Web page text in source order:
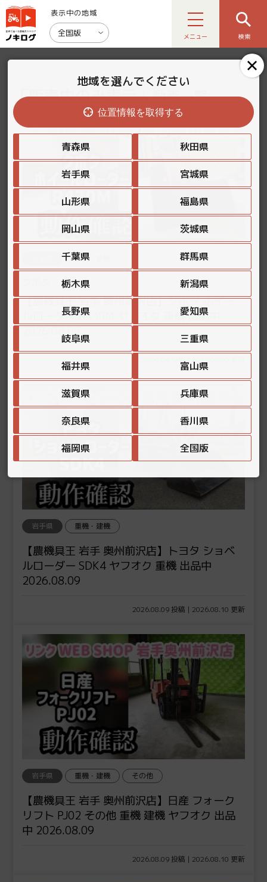
表示中の地域
全国版 メニュー 検索
「販売中のみ表示」動画一覧
重機・建機
【農機具王 岩手 奥州前沢店】クボタ ホイー
ルローダー R430M ヤフオク 重機 出品中
2026.08.09
2026.08.09 投稿 | 2026.08.10 更新
岩手県 重機・建機
【農機具王 岩手 奥州前沢店】トヨタ ショベ
ルローダー SDK4 ヤフオク 重機 出品中
2026.08.09
2026.08.09 投稿 | 2026.08.10 更新
岩手県 重機・建機 その他
【農機具王 岩手 奥州前沢店】日産 フォーク
リフト PJ02 その他 重機 建機 ヤフオク 出品
中 2026.08.09
2026.08.09 投稿 | 2026.08.10 更新
地域を選んでください
位置情報を取得する
青森県 秋田県
岩手県 宮城県
山形県 福島県
岡山県 茨城県
千葉県 群馬県
栃木県 新潟県
長野県 愛知県
岐阜県 三重県
福井県 富山県
滋賀県 兵庫県
奈良県 香川県
福岡県 全国版